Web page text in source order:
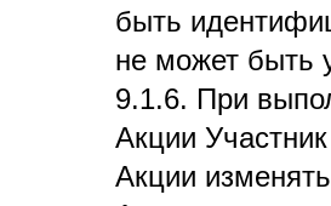
быть
не может быть
9.1.6. При
Акции
Акции